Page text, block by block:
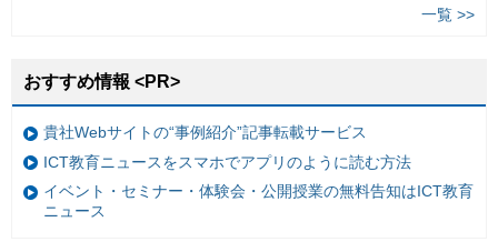
一覧 >>
おすすめ情報 <PR>
貴社Webサイトの“事例紹介”記事転載サービス
ICT教育ニュースをスマホでアプリのように読む方法
イベント・セミナー・体験会・公開授業の無料告知はICT教育
ニュース